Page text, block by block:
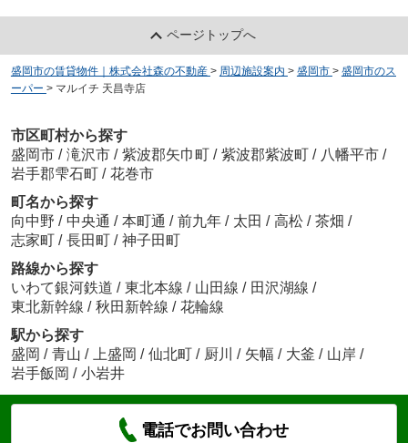
ページトップへ
盛岡市の賃貸物件｜株式会社森の不動産 > 周辺施設案内 > 盛岡市 > 盛岡市のス
ーパー > マルイチ 天昌寺店
市区町村から探す
盛岡市 / 滝沢市 / 紫波郡矢巾町 / 紫波郡紫波町 / 八幡平市 /
岩手郡雫石町 / 花巻市
町名から探す
向中野 / 中央通 / 本町通 / 前九年 / 太田 / 高松 / 茶畑 /
志家町 / 長田町 / 神子田町
路線から探す
いわて銀河鉄道 / 東北本線 / 山田線 / 田沢湖線 /
東北新幹線 / 秋田新幹線 / 花輪線
駅から探す
盛岡 / 青山 / 上盛岡 / 仙北町 / 厨川 / 矢幅 / 大釜 / 山岸 /
岩手飯岡 / 小岩井
電話でお問い合わせ